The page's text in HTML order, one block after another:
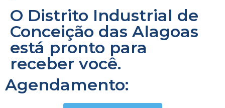
O Distrito Industrial de
Conceição das Alagoas
está pronto para
receber você.
Agendamento: